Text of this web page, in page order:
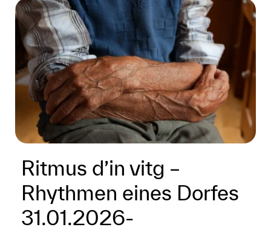
Ritmus d’in vitg –
Rhythmen eines Dorfes
31.01.2026-